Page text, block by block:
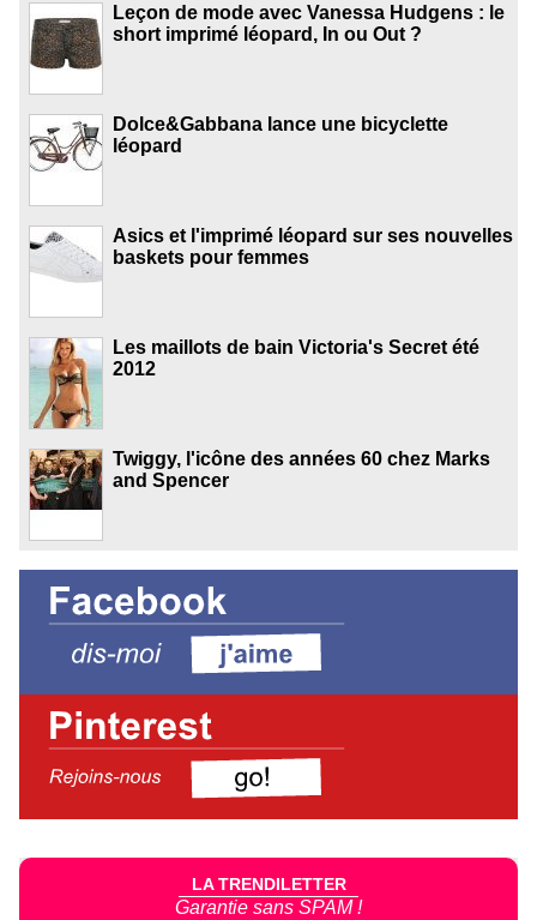
Leçon de mode avec Vanessa Hudgens : le
short imprimé léopard, In ou Out ?
Dolce&Gabbana lance une bicyclette
léopard
Asics et l'imprimé léopard sur ses nouvelles
baskets pour femmes
Les maillots de bain Victoria's Secret été
2012
Twiggy, l'icône des années 60 chez Marks
and Spencer
LA TRENDILETTER
Garantie sans SPAM !